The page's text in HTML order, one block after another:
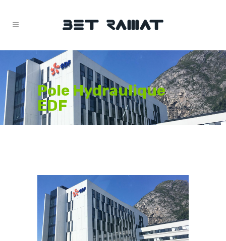
Pole Hydraulique
EDF